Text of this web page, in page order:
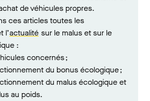
de véhicules propres.
ces articles toutes les
l’actualité sur le malus et sur le
:
concernés ;
du bonus écologique ;
du malus écologique et
au poids.